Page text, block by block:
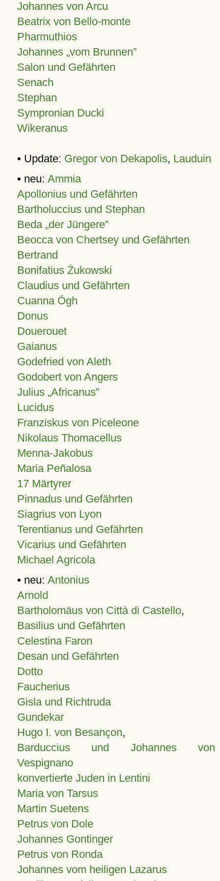
Johannes von Arcu
Beatrix von Bello-monte
Pharmuthios
Johannes vom Brunnen
Salon und Gefährten
Senach
Stephan
Sympronian Ducki
Wikeranus
• Update: Gregor von Dekapolis, Lauduin
• neu: Ammia
Apollonius und Gefährten
Bartholuccius und Stephan
Beda „der Jüngere”
Beocca von Chertsey und Gefährten
Bertrand
Bonifatius Żukowski
Claudius und Gefährten
Cuanna Ógh
Donus
Douerouet
Gaianus
Godefried von Aleth
Godobert von Angers
Julius Africanus
Lucidus
Franziskus von Piceleone
Nikolaus Thomacellus
Menna-Jakobus
Maria Peñalosa
17 Märtyrer
Pinnadus und Gefährten
Siagrius von Lyon
Terentianus und Gefährten
Vicarius und Gefährten
Michael Agricola
• neu: Antonius
Arnold
Bartholomäus von Città di Castello,
Basilius und Gefährten
Celestina Faron
Desan und Gefährten
Dotto
Faucherius
Gisla und Richtruda
Gundekar
Hugo I. von Besançon,
Barduccius und Johannes von
Vespignano
konvertierte Juden in Lentini
Maria von Tarsus
Martin Suetens
Petrus von Dole
Johannes Gontinger
Petrus von Ronda
Johannes vom heiligen Lazarus